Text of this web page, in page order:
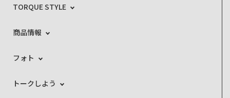
TORQUE STYLE
商品情報
フォト
トークしよう